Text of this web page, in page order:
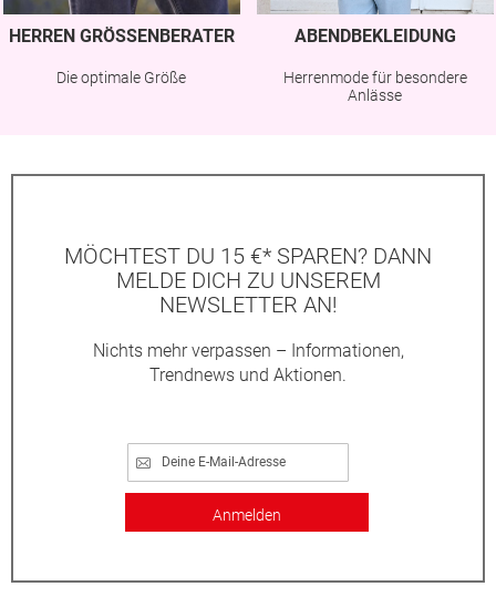
HERREN GRÖSSENBERATER
Die optimale Größe
ABENDBEKLEIDUNG
Herrenmode für besondere
Anlässe
MÖCHTEST DU 15 €* SPAREN? DANN
MELDE DICH ZU UNSEREM
NEWSLETTER AN!
Nichts mehr verpassen – Informationen,
Trendnews und Aktionen.
Anmelden